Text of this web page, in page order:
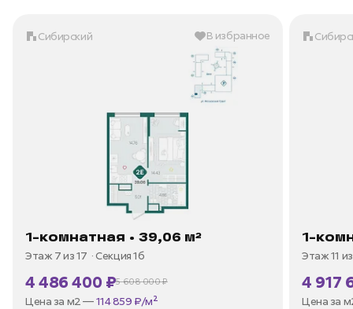
Сибирский В избранное
1-комнатная • 39,06 м²
Этаж 7 из 17 Секция 1б
4 486 400 ₽5 608 000 ₽
В ипотеку —от 21 519 ₽/мес
Цена за м2 —114 859 ₽/м²
1-
Этаж 11
4 917
В
Цена за